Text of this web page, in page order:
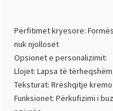
Përfitimet kryesore:
nuk njolloset
Opsionet e personalizimit:
Llojet: Lapsa të
Teksturat: Rrëshqitje
Funksionet: Përkufizimi i